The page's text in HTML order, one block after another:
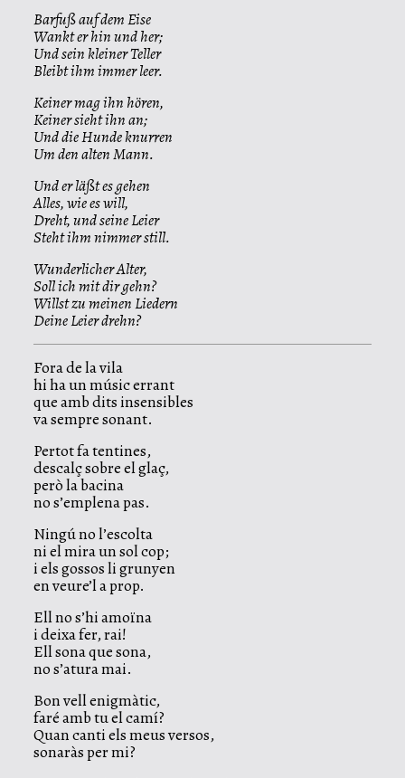
Barfuß auf dem Eise
Wankt er hin und her;
Und sein kleiner Teller
Bleibt ihm immer leer.
Keiner mag ihn hören,
Keiner sieht ihn an;
Und die Hunde knurren
Um den alten Mann.
Und er läßt es gehen
Alles, wie es will,
Dreht, und seine Leier
Steht ihm nimmer still.
Wunderlicher Alter,
Soll ich mit dir gehn?
Willst zu meinen Liedern
Deine Leier drehn?
Fora de la vila
hi ha un músic errant
que amb dits insensibles
va sempre sonant.
Pertot fa tentines,
descalç sobre el glaç,
però la bacina
no s’emplena pas.
Ningú no l’escolta
ni el mira un sol cop;
i els gossos li grunyen
en veure’l a prop.
Ell no s’hi amoïna
i deixa fer, rai!
Ell sona que sona,
no s’atura mai.
Bon vell enigmàtic,
faré amb tu el camí?
Quan canti els meus versos,
sonaràs per mi?